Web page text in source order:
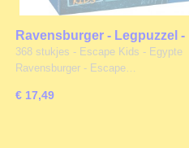
Ravensburger - Legpuzzel -
Escape Kids - Egypte - 368
368 stukjes - Escape Kids - Egypte
Ravensburger - Escape…
€ 17,49